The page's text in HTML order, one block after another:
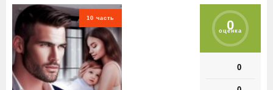
10 часть 0
оценка
0